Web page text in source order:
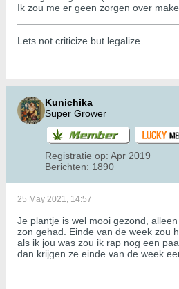
Ik zou me er geen zorgen over
Lets not criticize but legalize
Kunichika
Super Grower
Registratie op: Apr 2019
Berichten: 1890
25 May 2021, 14:57
Je plantje is wel mooi gezond,
zon gehad. Einde van de week zou
als ik jou was zou ik rap nog een
dan krijgen ze einde van de week